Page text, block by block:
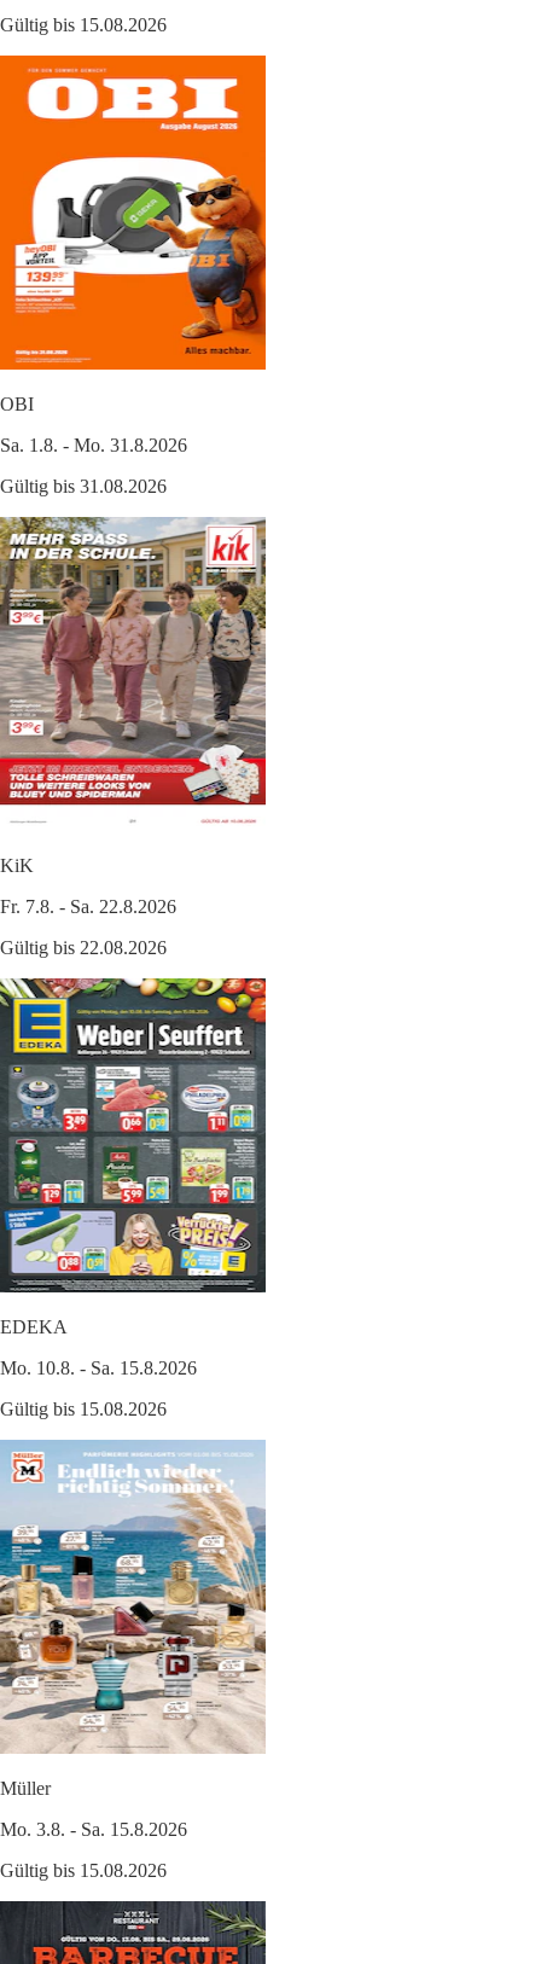
Gültig bis 15.08.2026
OBI
Sa. 1.8. - Mo. 31.8.2026
Gültig bis 31.08.2026
KiK
Fr. 7.8. - Sa. 22.8.2026
Gültig bis 22.08.2026
EDEKA
Mo. 10.8. - Sa. 15.8.2026
Gültig bis 15.08.2026
Müller
Mo. 3.8. - Sa. 15.8.2026
Gültig bis 15.08.2026